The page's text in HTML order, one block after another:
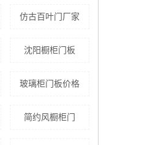
仿古百叶门厂家
沈阳橱柜门板
玻璃柜门板价格
简约风橱柜门